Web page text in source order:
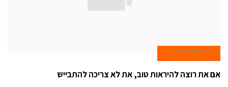
14 בדצמבר 2022
אם את רוצה להיראות טוב, את לא צריכה להתבייש